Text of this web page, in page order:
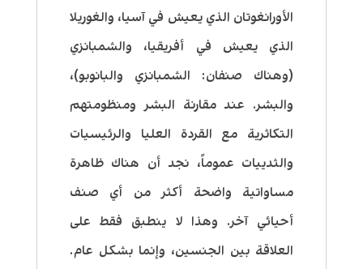
الأورانغوتان الذي يعيش في آسيا، والغوريلا
الذي يعيش في أفريقيا، والشمبانزي
(وهناك صنفان: الشمبانزي والبانوبو)،
والبشر. عند مقارنة البشر ومنظومتهم
التكاثرية مع القردة العليا والرئيسيات
والثدييات عموماً، نجد أن هناك ظاهرة
مساواتية واضحة أكثر من أي صنف
أحيائي آخر. وهذا لا ينطبق فقط على
العلاقة بين الجنسين، وإنما بشكل عام.